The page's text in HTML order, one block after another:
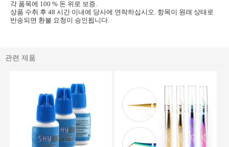
각 품목에 100 % 돈 위로 보증.
상품 수취 후 48 시간 이내에 당사에 연락하십시오. 항목이 원래 상태로
반송되면 환불 요청이 승인됩니다.
관련 제품